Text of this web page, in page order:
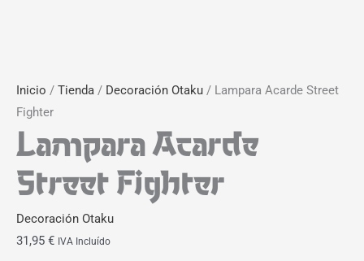
Inicio / Tienda / Decoración Otaku / Lampara Acarde Street
Fighter
Lampara Acarde
Street Fighter
Decoración Otaku
31,95 € IVA Incluído